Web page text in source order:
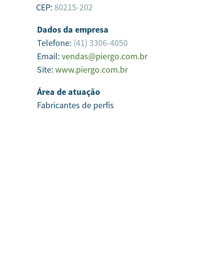
CEP:80215-202
Dados da empresa
Telefone: (41) 3306-4050
Email:vendas@piergo.com.br
Site:www.piergo.com.br
Área de atuação
Fabricantes de perfis